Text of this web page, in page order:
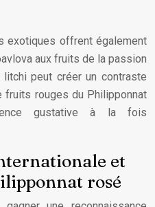
exotiques offrent également
aux fruits de la passion
peut créer un contraste
rouges du Philipponnat
gustative à la fois
et
rosé